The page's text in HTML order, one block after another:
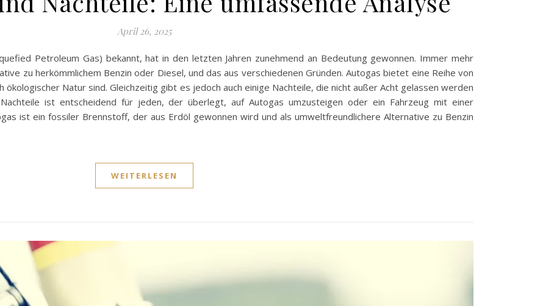
April 26, 2025
Petroleum Gas) bekannt, hat in den letzten Jahren zunehmend an Bedeutung gewonnen. Immer mehr
zu herkömmlichem Benzin oder Diesel, und das aus verschiedenen Gründen. Autogas bietet eine Reihe von
Natur sind. Gleichzeitig gibt es jedoch auch einige Nachteile, die nicht außer Acht gelassen werden
ist entscheidend für jeden, der überlegt, auf Autogas umzusteigen oder ein Fahrzeug mit einer
ist ein fossiler Brennstoff, der aus Erdöl gewonnen wird und als umweltfreundlichere Alternative zu Benzin
WEITERLESEN